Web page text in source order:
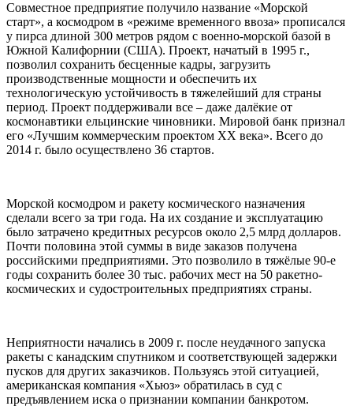
Совместное предприятие получило название «Морской
старт», а космодром в «режиме временного ввоза» прописался
у пирса длиной 300 метров рядом с военно-морской базой в
Южной Калифорнии (США). Проект, начатый в 1995 г.,
позволил сохранить бесценные кадры, загрузить
производственные мощности и обеспечить их
технологическую устойчивость в тяжелейший для страны
период. Проект поддерживали все – даже далёкие от
космонавтики ельцинские чиновники. Мировой банк признал
его «Лучшим коммерческим проектом XX века». Всего до
2014 г. было осуществлено 36 стартов.
Морской космодром и ракету космического назначения
сделали всего за три года. На их создание и эксплуатацию
было затрачено кредитных ресурсов около 2,5 млрд долларов.
Почти половина этой суммы в виде заказов получена
российскими предприятиями. Это позволило в тяжёлые 90-е
годы сохранить более 30 тыс. рабочих мест на 50 ракетно-
космических и судостроительных предприятиях страны.
Неприятности начались в 2009 г. после неудачного запуска
ракеты с канадским спутником и соответствующей задержки
пусков для других заказчиков. Пользуясь этой ситуацией,
американская компания «Хьюз» обратилась в суд с
предъявлением иска о признании компании банкротом.